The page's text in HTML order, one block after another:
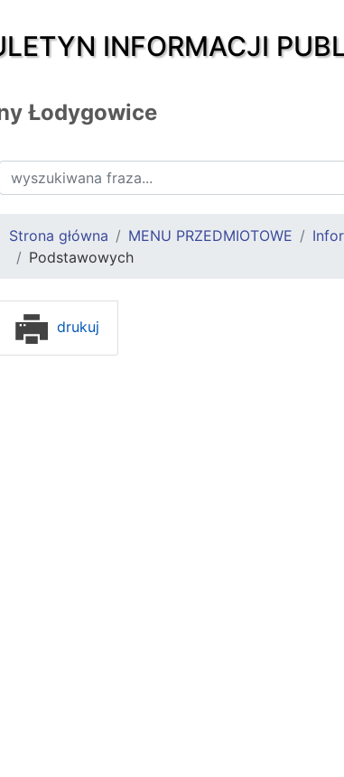
INFORMACJI
Łodygowice
Strona główna MENU PRZEDMIOTOWE
Podstawowych
drukuj